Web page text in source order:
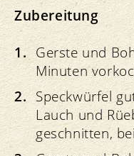
Zubereitung
Gerste und
Minuten
Speckwürfel
Lauch und
geschnitten,